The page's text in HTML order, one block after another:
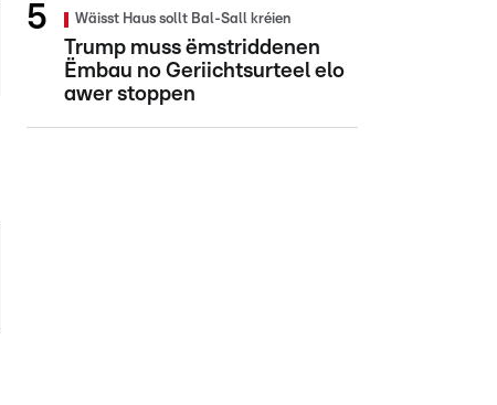
Wäisst Haus sollt Bal-Sall kréien
Trump muss ëmstriddenen
Ëmbau no Geriichtsurteel elo
awer stoppen